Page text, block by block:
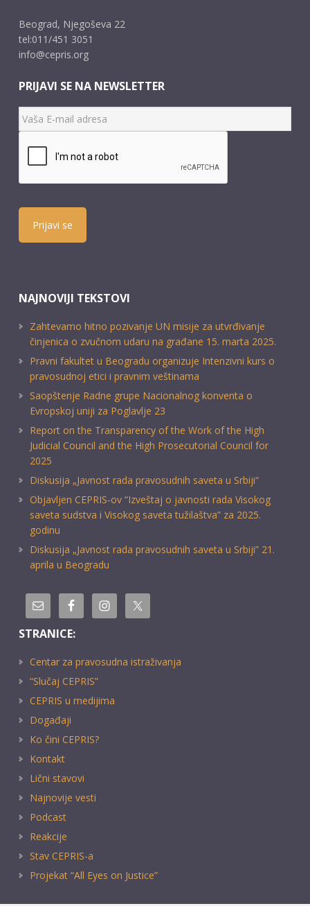
Beograd, Njegoševa 22
tel:011/451 3051
info@cepris.org
PRIJAVI SE NA NEWSLETTER
Prijavi se
NAJNOVIJI TEKSTOVI
Zahtevamo hitno pozivanje UN misije za utvrđivanje
činjenica o zvučnom udaru na građane 15. marta 2025.
Pravni fakultet u Beogradu organizuje Intenzivni kurs o
pravosudnoj etici i pravnim veštinama
Saopštenje Radne grupe Nacionalnog konventa o
Evropskoj uniji za Poglavlje 23
Report on the Transparency of the Work of the High
Judicial Council and the High Prosecutorial Council for
2025
Diskusija „Javnost rada pravosudnih saveta u Srbiji“
Objavljen CEPRIS-ov “Izveštaj o javnosti rada Visokog
saveta sudstva i Visokog saveta tužilaštva” za 2025.
godinu
Diskusija „Javnost rada pravosudnih saveta u Srbiji” 21.
aprila u Beogradu
STRANICE:
Centar za pravosudna istraživanja
“Slučaj CEPRIS”
CEPRIS u medijima
Događaji
Ko čini CEPRIS?
Kontakt
Lični stavovi
Najnovije vesti
Podcast
Reakcije
Stav CEPRIS-a
Projekat “All Eyes on Justice”